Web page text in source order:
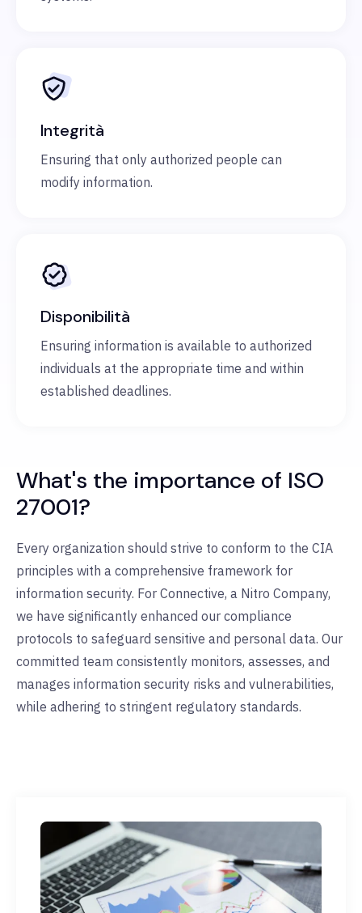
Integrità
Ensuring that only authorized people can
modify information.
Disponibilità
Ensuring information is available to authorized
individuals at the appropriate time and within
established deadlines.
What's the importance of ISO
27001?
Every organization should strive to conform to the CIA
principles with a comprehensive framework for
information security. For Connective, a Nitro Company,
we have significantly enhanced our compliance
protocols to safeguard sensitive and personal data. Our
committed team consistently monitors, assesses, and
manages information security risks and vulnerabilities,
while adhering to stringent regulatory standards.